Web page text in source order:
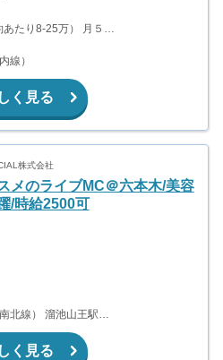
フルコミッション制（１成約あたり8-25万） 月５０万以上稼ぐインターン生も多数います！ ■収入例 ○入社１ヶ月目（明治大学2年生） 役職：アポインター 月間１契約×８万円＝８万円 ＋交通費 ○入社３ヶ月目（東京大学２年生） 役職：アポインター（ランク：ブロンズ） 月間３契約×10万円＝30万円 ＋交通費 ○入社６ヶ月目（早稲田大学３年生） 役職：アポインター（ランク：シルバー） 月間５契約×12万円＝60万円 ＋交通費 ○入社15ヶ月目（慶應大学３年生） 役職：クローザー 月間３契約×25万＝75万円 ＋交通費
線）
く見る
株式会社
メのライブMC＠六本木/美容
/時給2500可
六本木一丁目より徒歩5分（南北線） 溜池山王駅より徒歩10分（銀座線） 六本木駅より徒歩12分（日比谷線）
く見る